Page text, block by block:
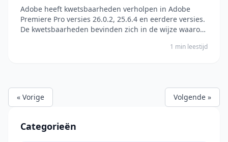
Adobe heeft kwetsbaarheden verholpen in Adobe
Premiere Pro versies 26.0.2, 25.6.4 en eerdere versies.
De kwetsbaarheden bevinden zich in de wijze waarop
verwerkt. Eén kwetsbaarheid betreft een out-of-1 min leestijd
« Vorige Volgende »
Categorieën